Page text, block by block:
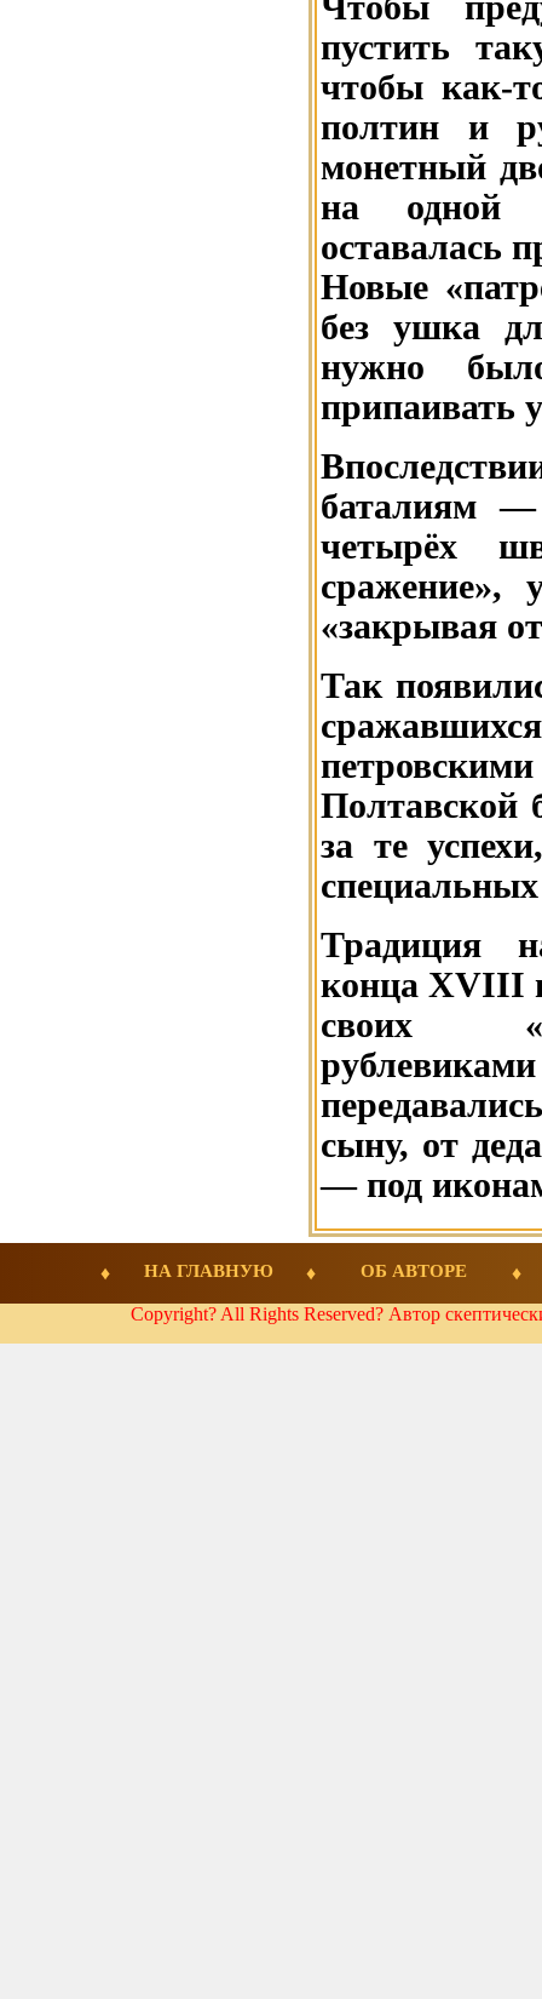
пустить
чтобы как-
полтин и
монетный
на одной
оставалась
Новые
без ушка
нужно
припаивать
баталиям —
четырёх
сражение»,
«закрывая
Так
Полтавской
за те
Традиция
конца XVIII
своих
сыну, от
— под
НА ГЛАВНУЮ ОБ АВТОРЕ
Copyright? All Rights Reserved? Автор